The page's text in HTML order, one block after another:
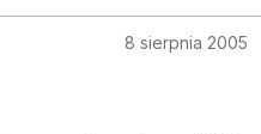
8 sierpnia 2005